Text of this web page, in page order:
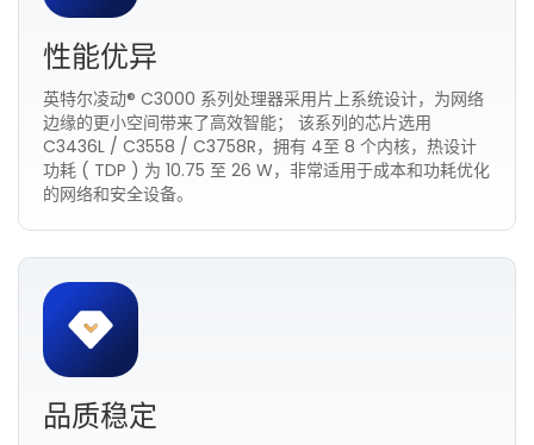
性能优异
英特尔凌动® C3000 系列处理器采用片上系统设计，为网络
边缘的更小空间带来了高效智能； 该系列的芯片选用
C3436L / C3558 / C3758R，拥有 4至 8 个内核，热设计
功耗 ( TDP ) 为 10.75 至 26 W，非常适用于成本和功耗优化
的网络和安全设备。
品质稳定